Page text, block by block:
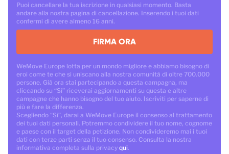
Puoi cancellare la tua iscrizione in qualsiasi momento. Basta
andare alla nostra pagina di cancellazione. Inserendo i tuoi dati
confermi di avere almeno 16 anni.
FIRMA ORA
WeMove Europe lotta per un mondo migliore e abbiamo bisogno di
eroi come te che si uniscano alla nostra comunità di oltre 700.000
persone. Già ora stai partecipando a questa campagna, ma
cliccando su “Sì” riceverai aggiornamenti su questa e altre
campagne che hanno bisogno del tuo aiuto. Iscriviti per saperne di
più e fare la differenza.
Scegliendo “Sì”, darai a WeMove Europe il consenso al trattamento
dei tuoi dati personali. Potremmo condividere il tuo nome, cognome
e paese con il target della petizione. Non condivideremo mai i tuoi
dati con terze parti senza il tuo consenso. Consulta la nostra
informativa completa sulla privacy qui.